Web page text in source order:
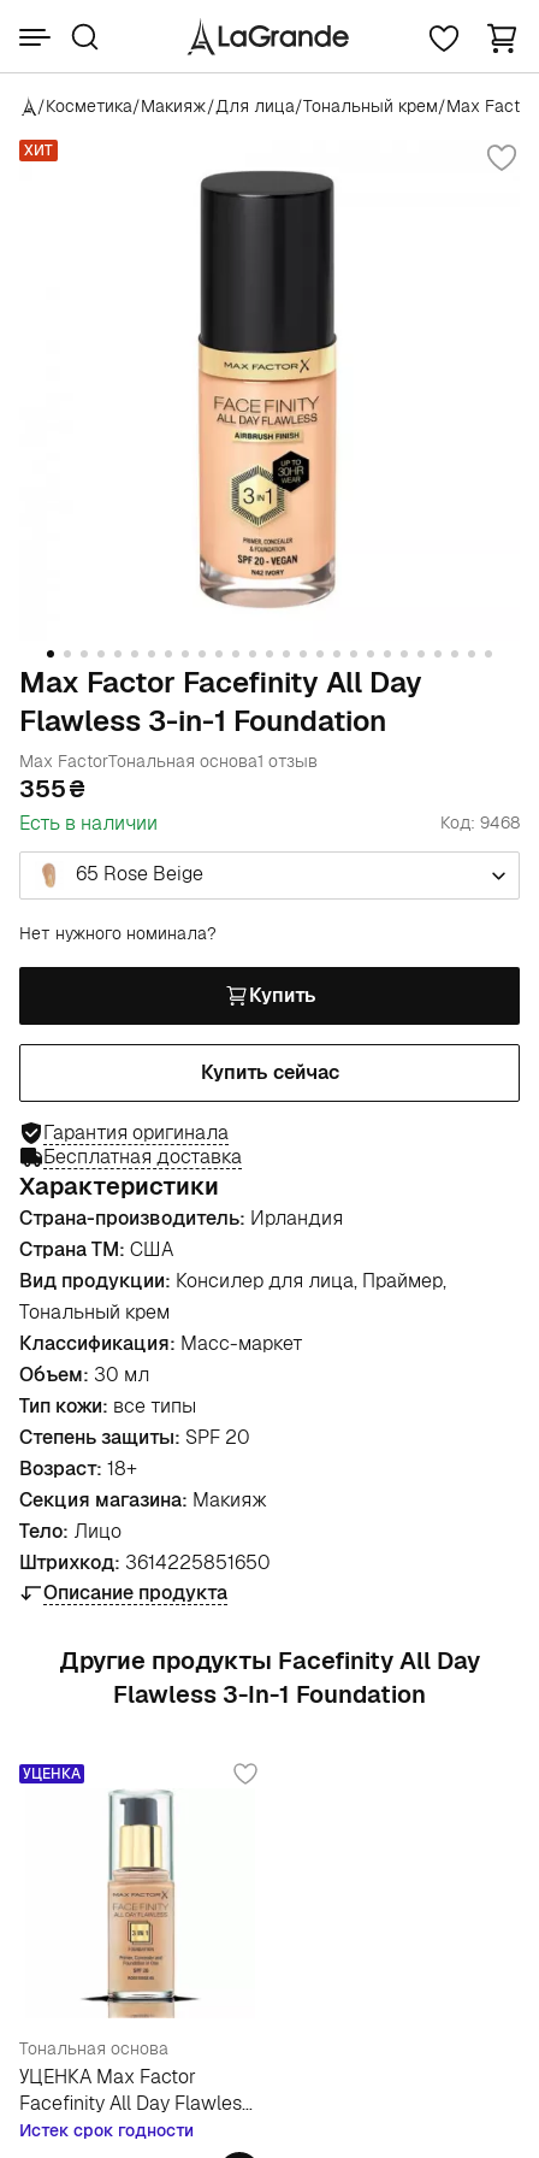
/Косметика/Макияж/Для лица/Тональный крем/Max Factor
ХИТ
Max Factor Facefinity All Day
Flawless 3-in-1 Foundation
Max FactorТональная основа1 отзыв
355
Есть в наличии Код: 9468
65 Rose Beige
Нет нужного номинала?
Купить
Купить сейчас
Гарантия оригинала
Бесплатная доставка
Характеристики
Страна-производитель: Ирландия
Страна ТМ: США
Вид продукции: Консилер для лица, Праймер,
Тональный крем
Классификация: Масс-маркет
Объем: 30 мл
Тип кожи: все типы
Степень защиты: SPF 20
Возраст: 18+
Секция магазина: Макияж
Тело: Лицо
Штрихкод: 3614225851650
Описание продукта
Другие продукты Facefinity All Day
Flawless 3-In-1 Foundation
Тональная основа
УЦЕНКА Max Factor
Facefinity All Day Flawless
3-in-1 Foundation
Истек срок годности
УЦЕНКА